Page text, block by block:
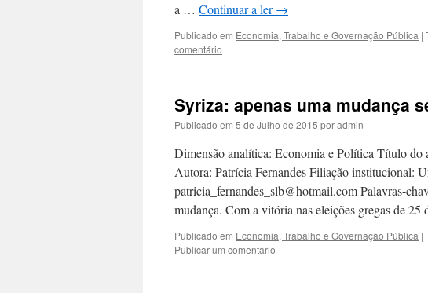
a … Continuar a ler→
Publicado em Economia, Trabalho e Governação Pública |
comentário
Syriza: apenas uma mudança
Publicado em 5 de Julho de 2015 poradmin
Dimensão analítica: Economia e Política Título do
Autora: Patrícia Fernandes Filiação institucional:
patricia_fernandes_slb@hotmail.com Palavras-
mudança. Com a vitória nas eleições gregas de
Publicado em Economia, Trabalho e Governação Pública |
Publicar um comentário